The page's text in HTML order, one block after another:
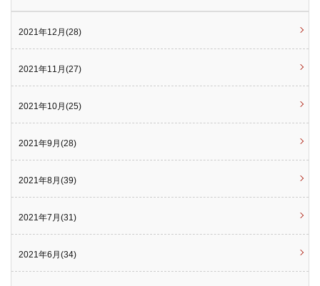
2021年12月(28)
2021年11月(27)
2021年10月(25)
2021年9月(28)
2021年8月(39)
2021年7月(31)
2021年6月(34)